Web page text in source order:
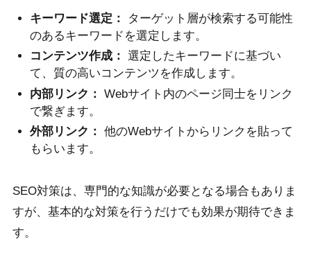
キーワード選定：
ターゲット層が検索する可能性
のあるキーワードを選定します。
コンテンツ作成： 選定したキーワードに基づい
て、質の高いコンテンツを作成します。
内部リンク： Webサイト内のページ同士をリンク
で繋ぎます。
外部リンク： 他のWebサイトからリンクを貼って
もらいます。
SEO対策は、専門的な知識が必要となる場合もありま
すが、基本的な対策を行うだけでも効果が期待できま
す。